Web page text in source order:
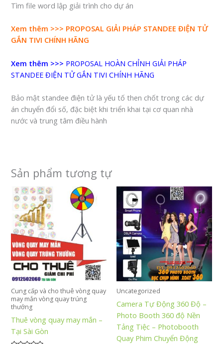
Tìm file word lập giải trình cho dự án
Xem thêm >>> PROPOSAL GIẢI PHÁP STANDEE ĐIỆN TỬ
GẮN TIVI CHÍNH HÃNG
Xem thêm >>> PROPOSAL HOÀN CHỈNH GIẢI PHÁP
STANDEE ĐIỆN TỬ GẮN TIVI CHÍNH HÃNG
Bảo mật standee điện tử là yếu tố then chốt trong các dự
án chuyển đổi số, đặc biệt khi triển khai tại cơ quan nhà
nước và trung tâm điều hành
Sản phẩm tương tự
Cung cấp và cho thuê vòng quay
may mắn vòng quay trúng
thưởng
Thuê vòng quay may mắn –
Tại Sài Gòn
Uncategorized
Camera Tự Động 360 Độ –
Photo Booth 360 độ Nền
Tảng Tiệc – Photobooth
Quay Phim Chuyển Động